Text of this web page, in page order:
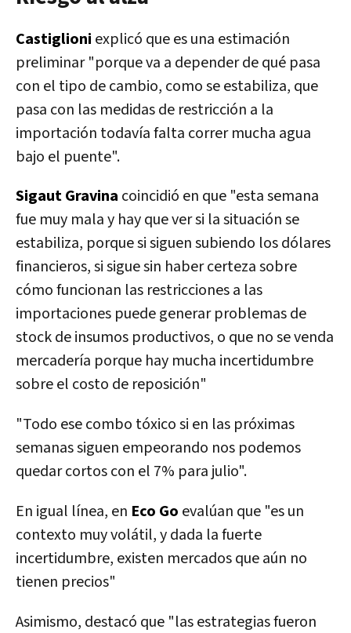
Castiglioni explicó quees una estimación
preliminar "porque va a depender de qué pasa
con el tipo de cambio, como se estabiliza, que
pasa con las medidas de restricción a la
importación todavía falta correr mucha agua
bajo el puente".
Sigaut Gravina coincidió en que "esta semana
fue muy mala y hay que ver si la situación se
estabiliza, porque si siguen subiendo los dólares
financieros, si sigue sin haber certeza sobre
cómo funcionan las restricciones a las
importaciones puede generar problemas de
stock de insumos productivos, o que no se venda
mercadería porque hay mucha incertidumbre
sobre el costo de reposición"
"Todo ese combo tóxico si en las próximas
semanas siguen empeorando nos podemos
quedar cortos con el 7% para julio".
En igual línea, en Eco Go evalúan que "es un
contexto muy volátil, y dada la fuerte
incertidumbre, existen mercados que aún no
tienen precios"
Asimismo, destacó que "las estrategias fueron